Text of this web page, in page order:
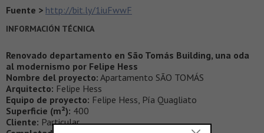
Fuente > http://bit.ly/1iuFwwF
INFORMACIÓN TÉCNICA
Renovado departamento en São Tomás Building, una oda
al modernismo por Felipe Hess
Nombre del proyecto: Apartamento SÃO TOMÁS
Arquitecto: Felipe Hess
Equipo de proyecto: Felipe Hess, Pía Quagliato
Superficie (m²): 400
Cliente: Particular